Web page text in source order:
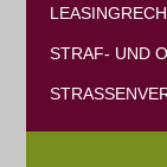
STRAF- UND